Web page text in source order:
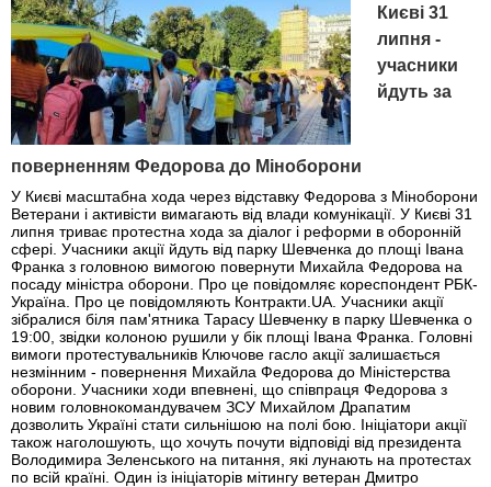
Києві 31
липня -
учасники
йдуть за
поверненням Федорова до Міноборони
У Києві масштабна хода через відставку Федорова з Міноборони
Ветерани і активісти вимагають від влади комунікації. У Києві 31
липня триває протестна хода за діалог і реформи в оборонній
сфері. Учасники акції йдуть від парку Шевченка до площі Івана
Франка з головною вимогою повернути Михайла Федорова на
посаду міністра оборони. Про це повідомляє кореспондент РБК-
Україна. Про це повідомляють Контракти.UA. Учасники акції
зібралися біля пам'ятника Тарасу Шевченку в парку Шевченка о
19:00, звідки колоною рушили у бік площі Івана Франка. Головні
вимоги протестувальників Ключове гасло акції залишається
незмінним - повернення Михайла Федорова до Міністерства
оборони. Учасники ходи впевнені, що співпраця Федорова з
новим головнокомандувачем ЗСУ Михайлом Драпатим
дозволить Україні стати сильнішою на полі бою. Ініціатори акції
також наголошують, що хочуть почути відповіді від президента
Володимира Зеленського на питання, які лунають на протестах
по всій країні. Один із ініціаторів мітингу ветеран Дмитро